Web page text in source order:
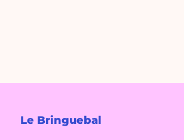
Le Bringuebal